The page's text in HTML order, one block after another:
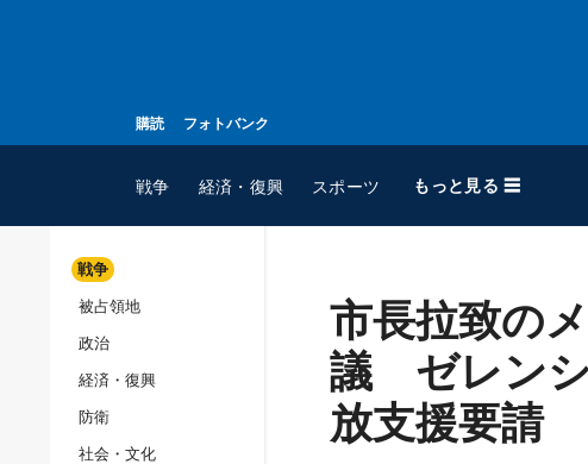
購読 フォトバンク
戦争 経済・復興 スポーツ もっと見る ☰
ウクル
ウクル
て
コンタク
戦争
被占領地
政治
経済・復興
防衛
社会・文化
市長拉致の
議 ゼレンシ
放支援要請